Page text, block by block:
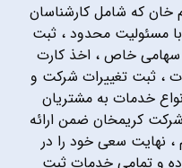
که شامل کارشناسان
مسئولیت محدود ، ثبت
خاص ، اخذ کارت
، ثبت تغییرات شرکت و
خدمات به مشتریان
کریمخان ضمن ارائه
، نهایت سعی خود را در
و تمامی خدمات ثبت